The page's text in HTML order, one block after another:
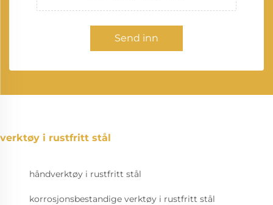
Send inn
verktøy i rustfritt stål
håndverktøy i rustfritt stål
korrosjonsbestandige verktøy i rustfritt stål